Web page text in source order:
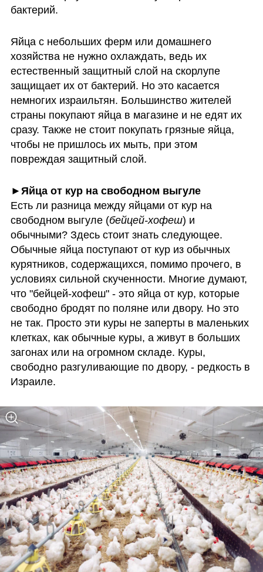
бактерий.
Яйца с небольших ферм или домашнего
хозяйства не нужно охлаждать, ведь их
естественный защитный слой на скорлупе
защищает их от бактерий. Но это касается
немногих израильтян. Большинство жителей
страны покупают яйца в магазине и не едят их
сразу. Также не стоит покупать грязные яйца,
чтобы не пришлось их мыть, при этом
повреждая защитный слой.
►Яйца от кур на свободном выгуле
Есть ли разница между яйцами от кур на
свободном выгуле (бейцей-хофеш) и
обычными? Здесь стоит знать следующее.
Обычные яйца поступают от кур из обычных
курятников, содержащихся, помимо прочего, в
условиях сильной скученности. Многие думают,
что "бейцей-хофеш" - это яйца от кур, которые
свободно бродят по поляне или двору. Но это
не так. Просто эти куры не заперты в маленьких
клетках, как обычные куры, а живут в больших
загонах или на огромном складе. Куры,
свободно разгуливающие по двору, - редкость в
Израиле.